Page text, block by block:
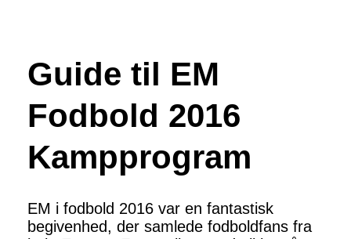
Guide til EM
Fodbold 2016
Kampprogram
EM i fodbold 2016 var en fantastisk
begivenhed, der samlede fodboldfans fra